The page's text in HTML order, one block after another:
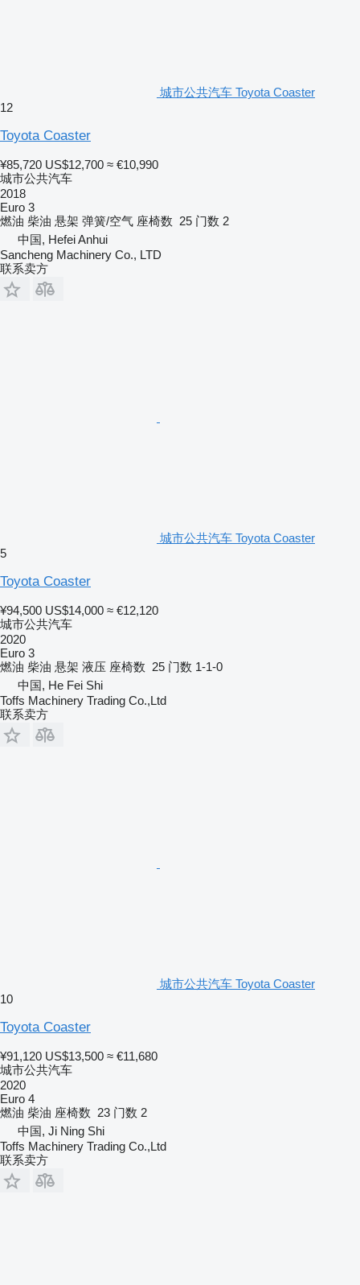
城市公共汽车 Toyota Coaster
12
Toyota Coaster
¥85,720 US$12,700 ≈ €10,990
城市公共汽车
2018
Euro 3
燃油 柴油 悬架 弹簧/空气 座椅数 25 门数 2
中国, Hefei Anhui
Sancheng Machinery Co., LTD
联系卖方
城市公共汽车 Toyota Coaster
5
Toyota Coaster
¥94,500 US$14,000 ≈ €12,120
城市公共汽车
2020
Euro 3
燃油 柴油 悬架 液压 座椅数 25 门数 1-1-0
中国, He Fei Shi
Toffs Machinery Trading Co.,Ltd
联系卖方
城市公共汽车 Toyota Coaster
10
Toyota Coaster
¥91,120 US$13,500 ≈ €11,680
城市公共汽车
2020
Euro 4
燃油 柴油 座椅数 23 门数 2
中国, Ji Ning Shi
Toffs Machinery Trading Co.,Ltd
联系卖方